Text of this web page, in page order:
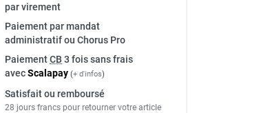
par virement
Paiement par mandat
administratif ou Chorus Pro
PaiementCB 3 fois sans frais
avecScalapay (+ d'infos)
Satisfait ou remboursé
28 jours francs pour retourner votre article